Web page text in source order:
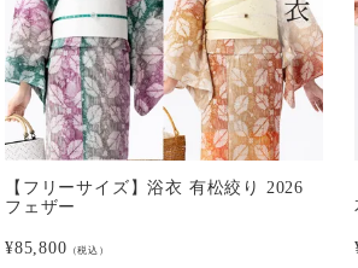
【フリーサイズ】浴衣 有松絞り 2026
フェザー
¥85,800 （税込）